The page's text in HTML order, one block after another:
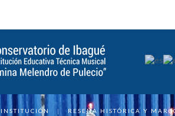
| RESEÑA HISTÓRICA Y